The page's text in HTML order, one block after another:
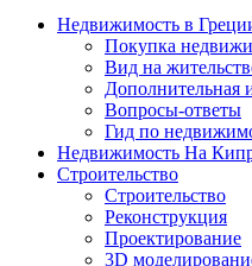
Недвижимость в
Покупка
Вид на
Дополнительная
Вопросы-ответы
Гид по
Недвижимость На
Строительство
Строительство
Реконструкция
Проектирование
3D